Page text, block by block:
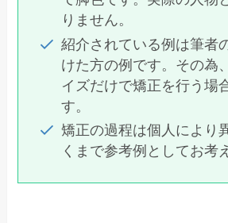
りません。
紹介されている例は筆者
けた方の例です。その為
イズだけで矯正を行う場
す。
矯正の過程は個人により
くまで参考例としてお考